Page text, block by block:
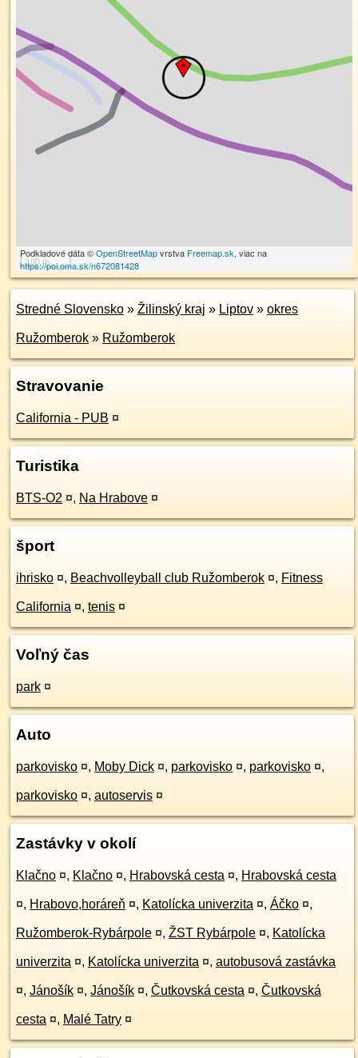
100 m
Podkladové dáta ©OpenStreetMapvrstva Freemap.sk, viac na
https://poi.oma.sk/n672081428
Stredné Slovensko » Žilinský kraj » Liptov » okres
Ružomberok » Ružomberok
Stravovanie
California - PUB ¤
Turistika
BTS-O2 ¤, Na Hrabove ¤
šport
ihrisko ¤, Beachvolleyball club Ružomberok ¤, Fitness
California ¤, tenis ¤
Voľný čas
park ¤
Auto
parkovisko ¤, Moby Dick ¤, parkovisko ¤, parkovisko ¤,
parkovisko ¤, autoservis ¤
Zastávky v okolí
Klačno ¤, Klačno ¤, Hrabovská cesta ¤, Hrabovská cesta
¤, Hrabovo,horáreň ¤, Katolícka univerzita ¤, Áčko ¤,
Ružomberok-Rybárpole ¤, ŽST Rybárpole ¤, Katolícka
univerzita ¤, Katolícka univerzita ¤, autobusová zastávka
¤, Jánošík ¤, Jánošík ¤, Čutkovská cesta ¤, Čutkovská
cesta ¤, Malé Tatry ¤